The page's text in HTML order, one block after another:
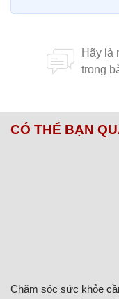
CÓ THỂ BẠN
Chăm sóc sức khỏe